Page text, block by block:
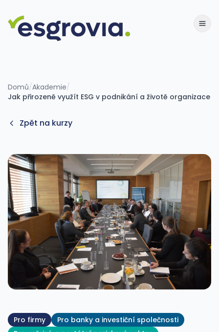
Domů/Akademie/
Jak přirozeně využít ESG v podnikání a životě organizace
Zpět na kurzy
Pro firmy
Pro banky a investiční společnosti